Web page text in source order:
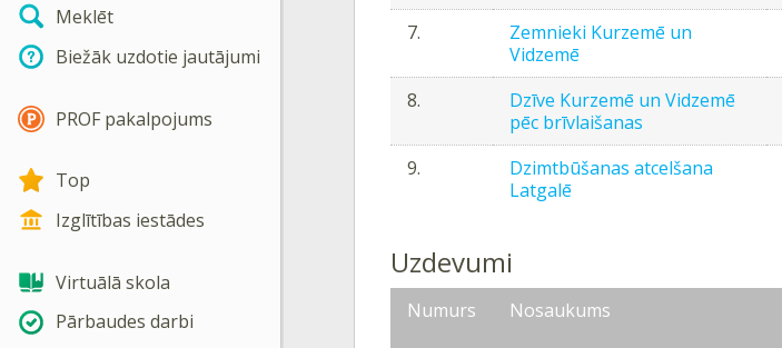
Meklēt
Biežāk uzdotie jautājumi
PROF pakalpojums
Top
Izglītības iestādes
Virtuālā skola
Pārbaudes darbi
7.
Zemnieki Kurzemē un
Vidzemē
8.
Dzīve Kurzemē un Vidzemē
pēc brīvlaišanas
9.
Dzimtbūšanas atcelšana
Latgalē
Uzdevumi
Numurs Nosaukums